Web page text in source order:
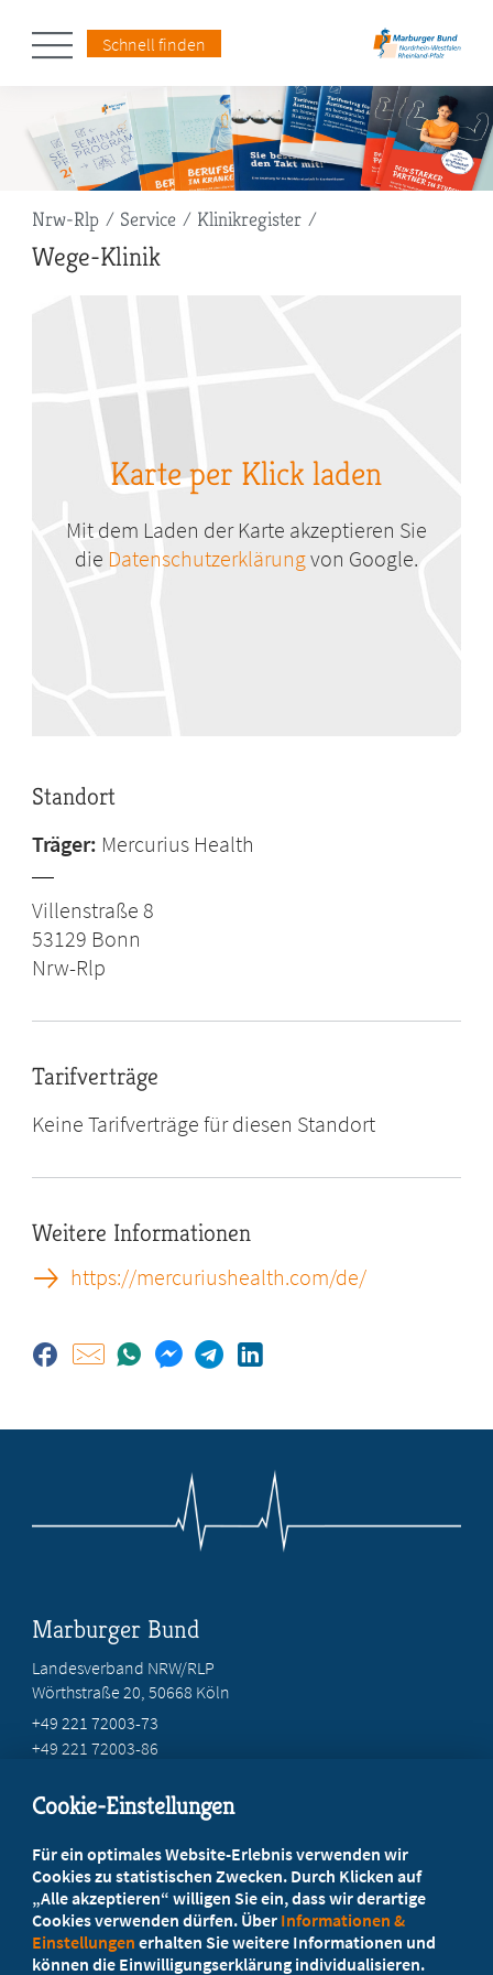
Schnell finden
Pfadnavigation
Nrw-Rlp Service Klinikregister
Wege-Klinik
Karte per Klick laden
Mit dem Laden der Karte akzeptieren Sie
die Datenschutzerklärungvon Google.
Standort
Träger: Mercurius Health
Villenstraße 8
53129 Bonn
Nrw-Rlp
Tarifverträge
Keine Tarifverträge für diesen Standort
Weitere Informationen
https://mercuriushealth.com/de/
Marburger Bund
Landesverband NRW/RLP
Wörthstraße 20, 50668 Köln
+49 221 72003-73
+49 221 72003-86
Ihr Landesverband berät Sie!
Ansprechpartner
Cookie-Einstellungen
Für ein optimales Website-Erlebnis verwenden wir
Cookies zu statistischen Zwecken. Durch Klicken auf
„Alle akzeptieren“ willigen Sie ein, dass wir derartige
Cookies verwenden dürfen. Über Informationen &
Einstellungen erhalten Sie weitere Informationen und
können die Einwilligungserklärung individualisieren.